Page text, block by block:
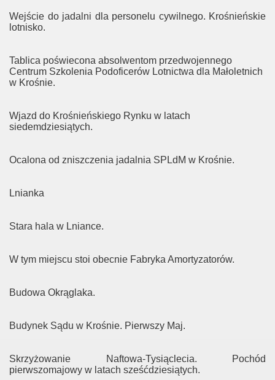
Wejście do jadalni dla personelu cywilnego. Krośnieńskie
lotnisko.
Tablica poświecona absolwentom przedwojennego
Centrum Szkolenia Podoficerów Lotnictwa dla Małoletnich
w Krośnie.
Wjazd do Krośnieńskiego Rynku w latach
siedemdziesiątych.
Ocalona od zniszczenia jadalnia SPLdM w Krośnie.
Lnianka
Stara hala w Lniance.
W tym miejscu stoi obecnie Fabryka Amortyzatorów.
Budowa Okrąglaka.
Budynek Sądu w Krośnie. Pierwszy Maj.
Skrzyżowanie Naftowa-Tysiąclecia. Pochód
pierwszomajowy w latach sześćdziesiątych.